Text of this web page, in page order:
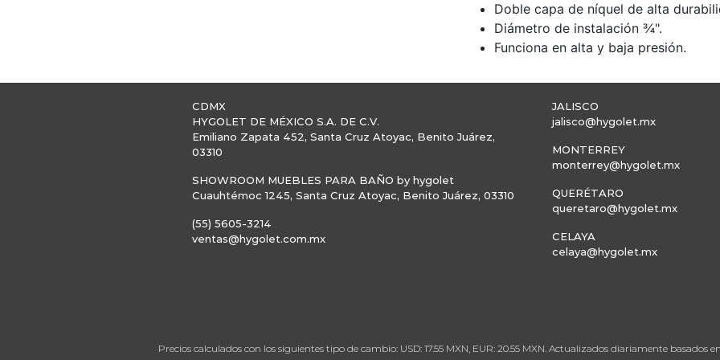
Doble capa de níquel de alta
Diámetro de instalación ¾".
Funciona en alta y baja presión.
CDMX
HYGOLET DE MÉXICO S.A. DE C.V.
Emiliano Zapata 452, Santa Cruz Atoyac, Benito Juárez,
03310
SHOWROOM MUEBLES PARA BAÑO by hygolet
Cuauhtémoc 1245, Santa Cruz Atoyac, Benito Juárez, 03310
(55) 5605-3214
ventas@hygolet.com.mx
JALISCO
jalisco@hygolet.mx
MONTERREY
monterrey@hygolet.mx
QUERÉTARO
queretaro@hygolet.mx
CELAYA
celaya@hygolet.mx
Precios calculados con los siguientes tipo de cambio: USD: 17.55 MXN, EUR: 20.55 MXN. Actualizados diariamente